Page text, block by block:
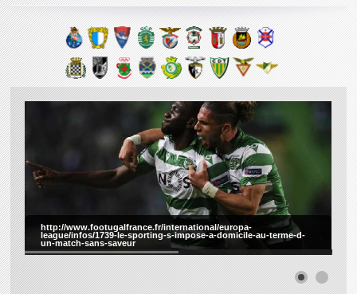
http://www.footugalfrance.fr/international/europa-
league/infos/1739-le-sporting-s-impose-a-domicile-au-terme-d-
un-match-sans-saveur